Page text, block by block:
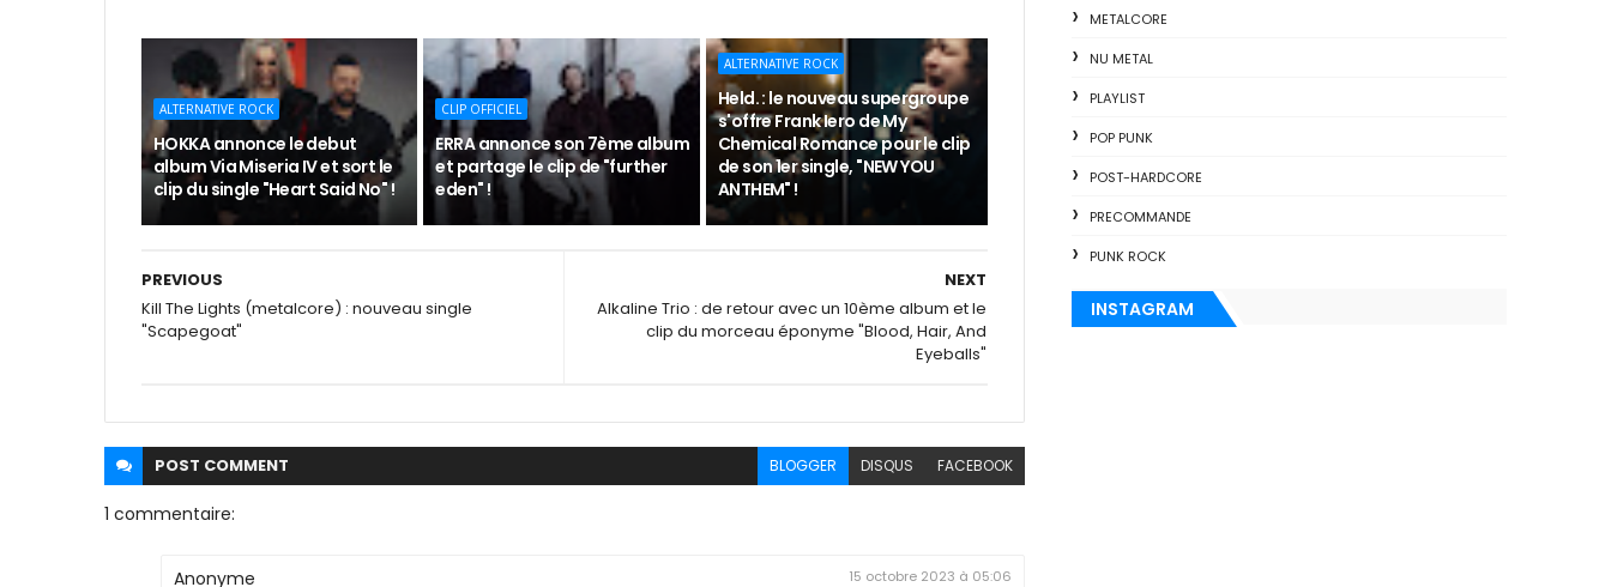
ALTERNATIVE ROCK
HOKKA annonce le debut
album Via Miseria IV et sort le
clip du single "Heart Said No" !
CLIP OFFICIEL
ERRA annonce son 7ème album
et partage le clip de "further
eden" !
ALTERNATIVE ROCK
Held. : le nouveau supergroupe
s'offre Frank Iero de My
Chemical Romance pour le clip
de son 1er single, "NEW YOU
ANTHEM" !
NEXT
Alkaline Trio : de retour avec un 10ème album et le
clip du morceau éponyme "Blood, Hair, And
Eyeballs"
PREVIOUS
Kill The Lights (metalcore) : nouveau single
"Scapegoat"
POST COMMENT BLOGGER DISQUS FACEBOOK
1 commentaire:
Anonyme 15 octobre 2023 à 05:06
METALCORE
NU METAL
PLAYLIST
POP PUNK
POST-HARDCORE
PRECOMMANDE
PUNK ROCK
INSTAGRAM